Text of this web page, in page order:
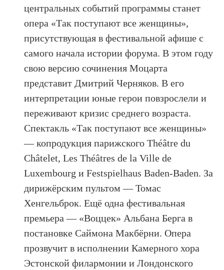
центральных событий программы станет
опера «Так поступают все женщины»,
присутствующая в фестивальной афише с
самого начала истории форума. В этом году
свою версию сочинения Моцарта
представит Дмитрий Черняков. В его
интерпретации юные герои повзрослели и
переживают кризис среднего возраста.
Спектакль «Так поступают все женщины»
— копродукция парижского Théâtre du
Châtelet, Les Théâtres de la Ville de
Luxembourg и Festspielhaus Baden-Baden. За
дирижёрским пультом — Томас
Хенгельброк. Ещё одна фестивальная
премьера — «Воццек» Альбана Берга в
постановке Саймона Макбёрни. Опера
прозвучит в исполнении Камерного хора
Эстонской филармонии и Лондонского